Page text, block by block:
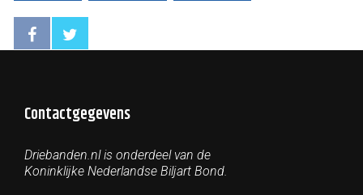
Contactgegevens
Driebanden.nl is onderdeel van de
Koninklijke Nederlandse Biljart Bond.